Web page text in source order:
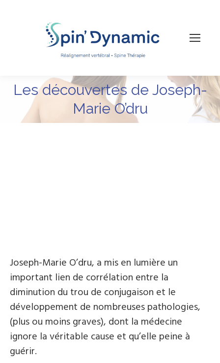
Les découvertes de Joseph-
Marie O’dru
Vous êtes ici :
Joseph-Marie O’dru, a mis en lumière un
important lien de corrélation entre la
diminution du trou de conjugaison et le
développement de nombreuses pathologies,
(plus ou moins graves), dont la médecine
ignore la véritable cause et qu’elle peine à
guérir.